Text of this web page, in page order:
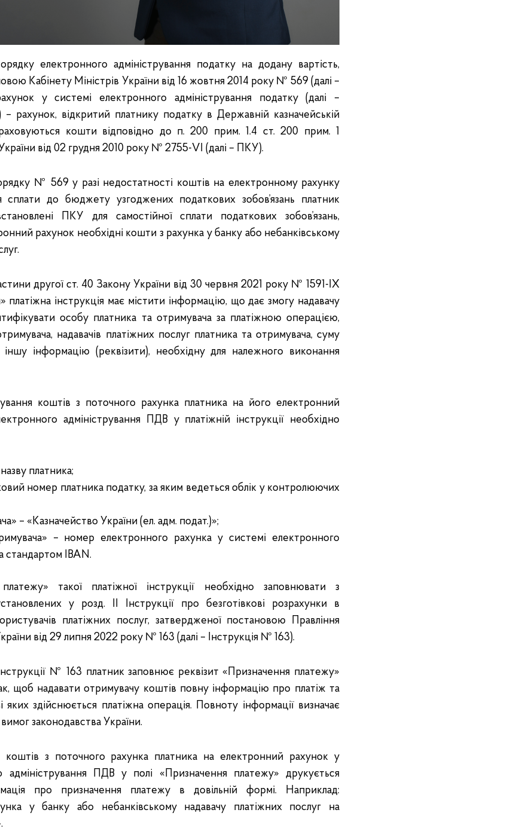
електронного адміністрування податку на додану вартість,
Кабінету Міністрів України від 16 жовтня 2014 року № 569 (далі –
у системі електронного адміністрування податку (далі –
рахунок, відкритий платнику податку в Державній казначейській
кошти відповідно до п. 200 прим. 1.4 ст. 200 прим. 1
від 02 грудня 2010 року № 2755-VI (далі – ПКУ).
№ 569 у разі недостатності коштів на електронному рахунку
сплати до бюджету узгоджених податкових зобов’язань платник
ПКУ для самостійної сплати податкових зобов’язань,
рахунок необхідні кошти з рахунка у банку або небанківському
другої ст. 40 Закону України від 30 червня 2021 року № 1591-IX
платіжна інструкція має містити інформацію, що дає змогу надавачу
особу платника та отримувача за платіжною операцією,
надавачів платіжних послуг платника та отримувача, суму
іншу інформацію (реквізити), необхідну для належного виконання
коштів з поточного рахунка платника на його електронний
адміністрування ПДВ у платіжній інструкції необхідно
платника;
номер платника податку, за яким ведеться облік у контролюючих
– «Казначейство України (ел. адм. подат.)»;
– номер електронного рахунка у системі електронного
стандартом IBAN.
такої платіжної інструкції необхідно заповнювати з
у розд. II Інструкції про безготівкові розрахунки в
платіжних послуг, затвердженої постановою Правління
від 29 липня 2022 року № 163 (далі – Інструкція № 163).
№ 163 платник заповнює реквізит «Призначення платежу»
щоб надавати отримувачу коштів повну інформацію про платіж та
яких здійснюється платіжна операція. Повноту інформації визначає
законодавства України.
коштів з поточного рахунка платника на електронний рахунок у
адміністрування ПДВ у полі «Призначення платежу» друкується
про призначення платежу в довільній формі. Наприклад:
у банку або небанківському надавачу платіжних послуг на